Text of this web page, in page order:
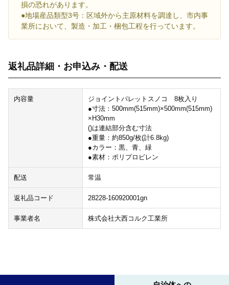
損の恐れがあります。
●地場産品類型3号：区域外から主原材料を調達し、市内事
業所において、製造・加工・梱包工程を行っています。
返礼品詳細・お申込み・配送
内容量
ジョイントパレットスノコ 8枚入り
●寸法：500mm(515mm)×500mm(515mm)
×H30mm
()は連結部分含む寸法
●重量：約850g/枚(計6.8kg)
●カラー：黒、青、緑
●素材：ポリプロピレン
配送 常温
返礼品コード 28228-160920001gn
事業者名 株式会社大西コルク工業所